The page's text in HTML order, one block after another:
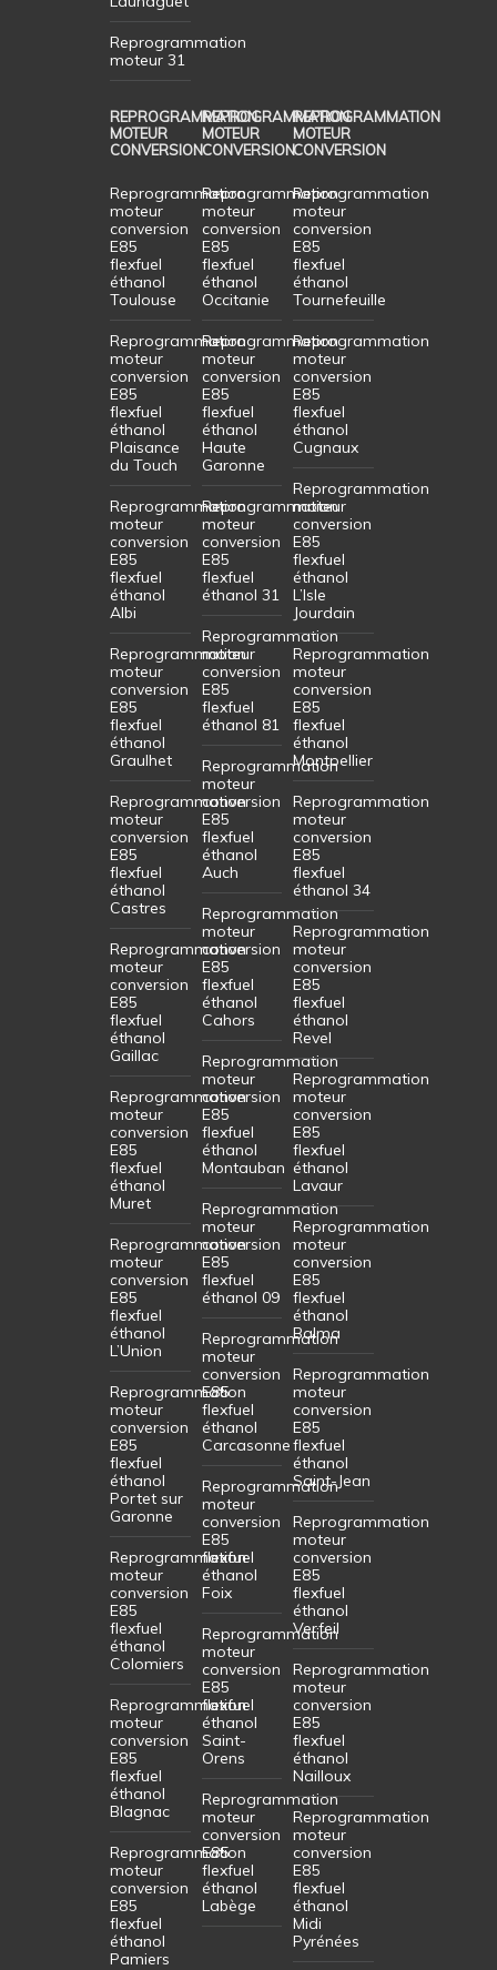
Reprogrammation
moteur 31
REPROGRAMMATION
MOTEUR
CONVERSION
Reprogrammation
moteur
conversion
E85
flexfuel
éthanol
Toulouse
Reprogrammation
moteur
conversion
E85
flexfuel
éthanol
Plaisance
du Touch
Reprogrammation
moteur
conversion
E85
flexfuel
éthanol
Albi
Reprogrammation
moteur
conversion
E85
flexfuel
éthanol
Graulhet
Reprogrammation
moteur
conversion
E85
flexfuel
éthanol
Castres
Reprogrammation
moteur
conversion
E85
flexfuel
éthanol
Gaillac
Reprogrammation
moteur
conversion
E85
flexfuel
éthanol
Muret
Reprogrammation
moteur
conversion
E85
flexfuel
éthanol
L’Union
Reprogrammation
moteur
conversion
E85
flexfuel
éthanol
Portet sur
Garonne
Reprogrammation
moteur
conversion
E85
flexfuel
éthanol
Colomiers
Reprogrammation
moteur
conversion
E85
flexfuel
éthanol
Blagnac
Reprogrammation
moteur
conversion
E85
flexfuel
éthanol
Pamiers
REPROGRAMMATION
MOTEUR
CONVERSION
Reprogrammation
moteur
conversion
E85
flexfuel
éthanol
Occitanie
Reprogrammation
moteur
conversion
E85
flexfuel
éthanol
Haute
Garonne
Reprogrammation
moteur
conversion
E85
flexfuel
éthanol 31
Reprogrammation
moteur
conversion
E85
flexfuel
éthanol 81
Reprogrammation
moteur
conversion
E85
flexfuel
éthanol
Auch
Reprogrammation
moteur
conversion
E85
flexfuel
éthanol
Cahors
Reprogrammation
moteur
conversion
E85
flexfuel
éthanol
Montauban
Reprogrammation
moteur
conversion
E85
flexfuel
éthanol 09
Reprogrammation
moteur
conversion
E85
flexfuel
éthanol
Carcasonne
Reprogrammation
moteur
conversion
E85
flexfuel
éthanol
Foix
Reprogrammation
moteur
conversion
E85
flexfuel
éthanol
Saint-
Orens
Reprogrammation
moteur
conversion
E85
flexfuel
éthanol
Labège
REPROGRAMMATION
MOTEUR
CONVERSION
Reprogrammation
moteur
conversion
E85
flexfuel
éthanol
Tournefeuille
Reprogrammation
moteur
conversion
E85
flexfuel
éthanol
Cugnaux
Reprogrammation
moteur
conversion
E85
flexfuel
éthanol
L’Isle
Jourdain
Reprogrammation
moteur
conversion
E85
flexfuel
éthanol
Montpellier
Reprogrammation
moteur
conversion
E85
flexfuel
éthanol 34
Reprogrammation
moteur
conversion
E85
flexfuel
éthanol
Revel
Reprogrammation
moteur
conversion
E85
flexfuel
éthanol
Lavaur
Reprogrammation
moteur
conversion
E85
flexfuel
éthanol
Balma
Reprogrammation
moteur
conversion
E85
flexfuel
éthanol
Saint-Jean
Reprogrammation
moteur
conversion
E85
flexfuel
éthanol
Verfeil
Reprogrammation
moteur
conversion
E85
flexfuel
éthanol
Nailloux
Reprogrammation
moteur
conversion
E85
flexfuel
éthanol
Midi
Pyrénées